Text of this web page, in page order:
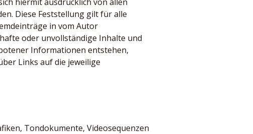
Diese Feststellung gilt für alle
in vom Autor
oder unvollständige Inhalte und
Informationen entstehen,
Links auf die jeweilige
Tondokumente, Videosequenzen